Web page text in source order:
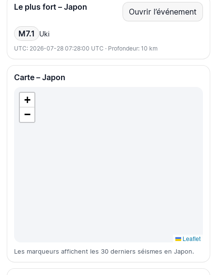
Le plus fort – Japon Ouvrir l’événement
M7.1 Uki
UTC: 2026-07-28 07:28:00 UTC · Profondeur: 10 km
Carte – Japon
+
−
Leaflet
Les marqueurs affichent les 30 derniers séismes en Japon.